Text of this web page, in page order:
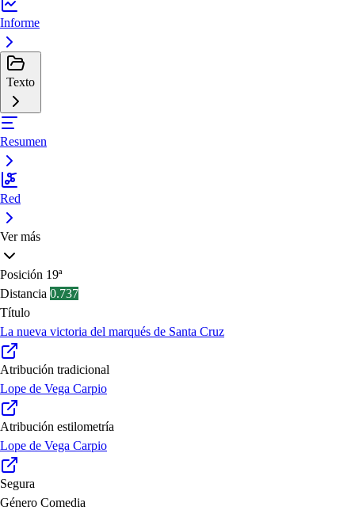
Informe
Texto
Resumen
Red
Ver más
Posición 19ª
Distancia 0.737
Título
La nueva victoria del marqués de Santa Cruz
Atribución tradicional
Lope de Vega Carpio
Atribución estilometría
Lope de Vega Carpio
Segura
Género Comedia